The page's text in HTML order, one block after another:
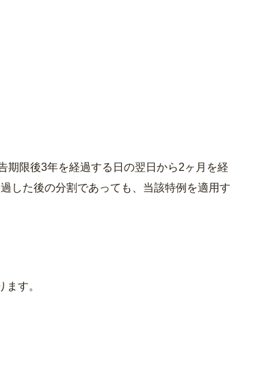
限後3年を経過する日の翌日から2ヶ月を経
した後の分割であっても、当該特例を適用す
す。